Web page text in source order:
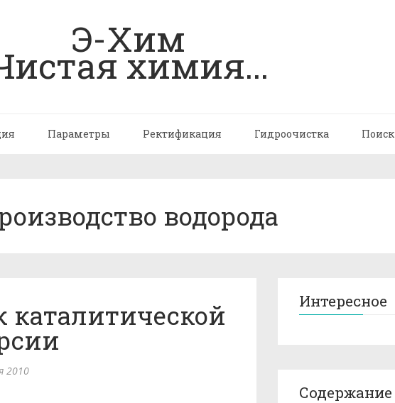
Э-Хим
химия...
Параметры Ректификация Гидроочистка Поиск
водорода
каталитической
2010
Интересное
Содержание